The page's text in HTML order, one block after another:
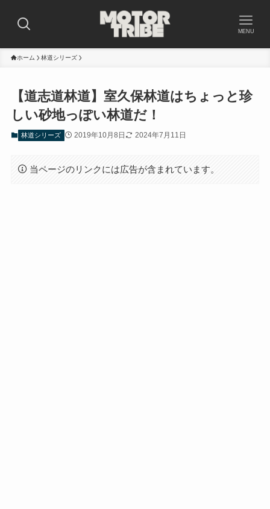
MENU
ホーム 林道シリーズ
【道志道林道】室久保林道はちょっと珍
しい砂地っぽい林道だ！
林道シリーズ 2019年10月8日 2024年7月11日
当ページのリンクには広告が含まれています。